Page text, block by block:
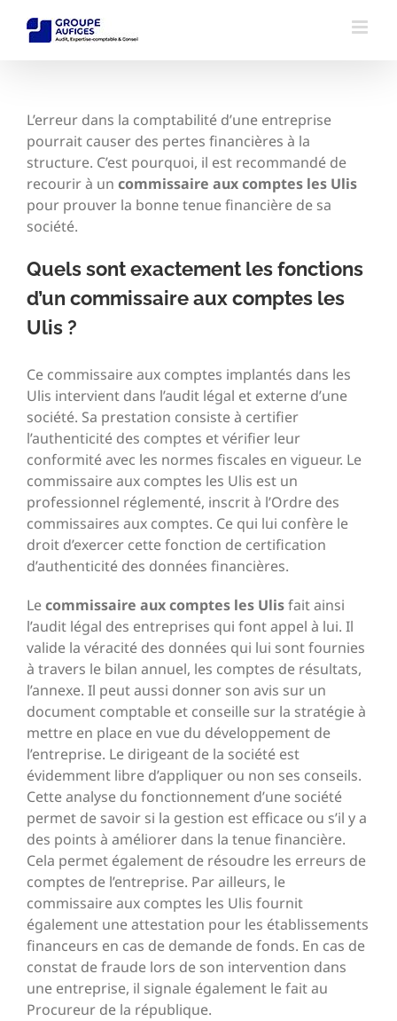
L’erreur dans la comptabilité d’une entreprise
pourrait causer des pertes financières à la
structure. C’est pourquoi, il est recommandé de
recourir à un commissaire aux comptes les Ulis
pour prouver la bonne tenue financière de sa
société.
Quels sont exactement les fonctions
d’un commissaire aux comptes les
Ulis ?
Ce commissaire aux comptes implantés dans les
Ulis intervient dans l’audit légal et externe d’une
société. Sa prestation consiste à certifier
l’authenticité des comptes et vérifier leur
conformité avec les normes fiscales en vigueur. Le
commissaire aux comptes les Ulis est un
professionnel réglementé, inscrit à l’Ordre des
commissaires aux comptes. Ce qui lui confère le
droit d’exercer cette fonction de certification
d’authenticité des données financières.
Lecommissaire aux comptes les Ulisfait ainsi
l’audit légal des entreprises qui font appel à lui. Il
valide la véracité des données qui lui sont fournies
à travers le bilan annuel, les comptes de résultats,
l’annexe. Il peut aussi donner son avis sur un
document comptable et conseille sur la stratégie à
mettre en place en vue du développement de
l’entreprise. Le dirigeant de la société est
évidemment libre d’appliquer ou non ses conseils.
Cette analyse du fonctionnement d’une société
permet de savoir si la gestion est efficace ou s’il y a
des points à améliorer dans la tenue financière.
Cela permet également de résoudre les erreurs de
comptes de l’entreprise. Par ailleurs, le
commissaire aux comptes les Ulis fournit
également une attestation pour les établissements
financeurs en cas de demande de fonds. En cas de
constat de fraude lors de son intervention dans
une entreprise, il signale également le fait au
Procureur de la république.